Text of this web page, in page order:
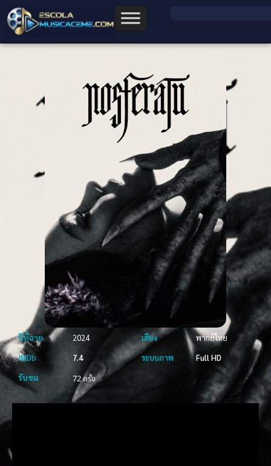
ปีที่ฉาย 2024 เสียง
พากย์ไทย
IMDb
7.4 ระบบภาพ
Full HD
รับชม
72 ครั้ง